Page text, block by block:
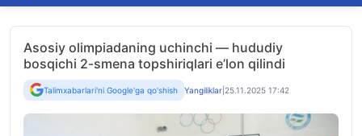
content
Asosiy olimpiadaning uchinchi — hududiy
bosqichi 2-smena topshiriqlari e’lon qilindi
Talimxabarlari'ni Google'ga qo'shish Yangiliklar 25.11.2025 17:42